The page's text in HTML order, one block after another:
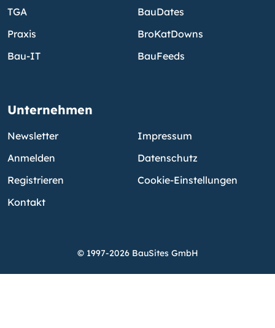
TGA
Praxis
Bau-IT
BauDates
BroKatDowns
BauFeeds
Unternehmen
Newsletter
Anmelden
Registrieren
Kontakt
Impressum
Datenschutz
Cookie-Einstellungen
© 1997-2026 BauSites GmbH